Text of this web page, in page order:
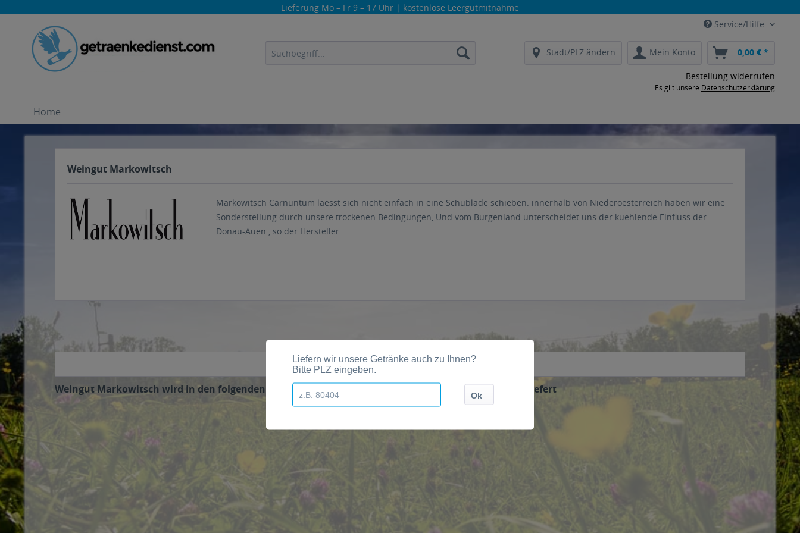
Lieferung Mo – Fr 9 – 17 Uhr | kostenlose Leergutmitnahme
Service/Hilfe
Stadt/PLZ ändern Mein Konto 0,00 € *
Bestellung widerrufen
Es gilt unsere Datenschutzerklärung
Home
Weingut Markowitsch
Markowitsch Carnuntum laesst sich nicht einfach in eine Schublade schieben: innerhalb von Niederoesterreich haben wir eine
Sonderstellung durch unsere trockenen Bedingungen, Und vom Burgenland unterscheidet uns der kuehlende Einfluss der
Donau-Auen., so der Hersteller
Weingut Markowitsch wird in den folgenden Regionen, Städten, Orten und Postleitzahl-Gebieten geliefert